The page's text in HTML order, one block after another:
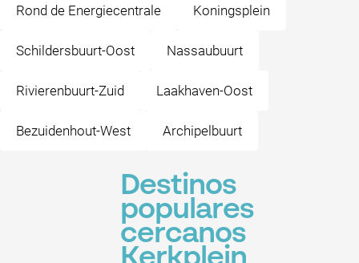
Rond de Energiecentrale Koningsplein
Schildersbuurt-Oost Nassaubuurt
Rivierenbuurt-Zuid Laakhaven-Oost
Bezuidenhout-West Archipelbuurt
Destinos
populares
cercanos